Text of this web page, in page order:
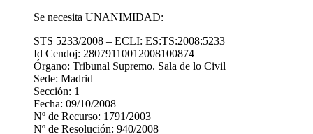
Se necesita UNANIMIDAD:
STS 5233/2008 – ECLI: ES:TS:2008:5233
Id Cendoj: 28079110012008100874
Órgano: Tribunal Supremo. Sala de lo Civil
Sede: Madrid
Sección: 1
Fecha: 09/10/2008
Nº de Recurso: 1791/2003
Nº de Resolución: 940/2008